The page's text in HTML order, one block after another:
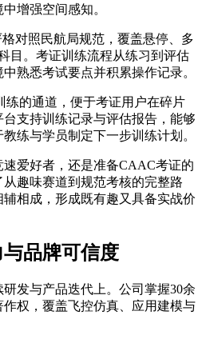
增强空间感知。
对照民航局规范，覆盖悬停、多
目。考证训练流程从练习到评估
熟悉考试要点并积累操作记录。
练的通道，便于考证用户在碎片
支持训练记录与评估报告，能够
练与学员制定下一步训练计划。
爱好者，还是准备CAAC考证的
趣味赛道到规范考核的完整路
相成，形成既有趣又具备实战价
品牌可信度
发与产品迭代上。公司掌握30余
权，覆盖飞控仿真、应用建模与